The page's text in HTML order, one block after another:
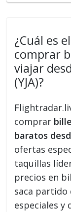
¿Cuál es
comprar
viajar
(YJA)?
comprar
baratos
ofertas
taquillas
precios en
saca
especiales y